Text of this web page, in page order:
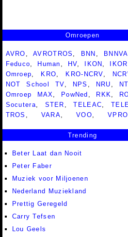
Omroepen
AVRO ,AVROTROS , BNN ,
Feduco, Human , HV, IKON , IKOR
Omroep, KRO, KRO-NCRV,
NOT School TV, NPS , NRU ,
Omroep MAX, PowNed , RKK,
Socutera, STER ,TELEAC,
TROS , VARA,VOO,VPRO
Trending
Beter Laat dan Nooit
Peter Faber
Muziek voor Miljoenen
Nederland Muziekland
Prettig Geregeld
Carry Tefsen
Lou Geels